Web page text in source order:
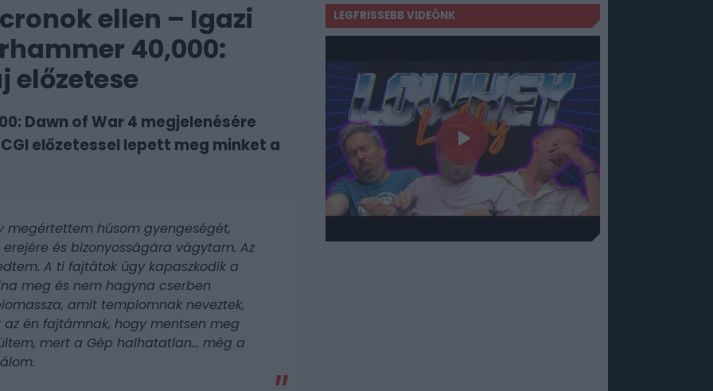
ellen – Igazi
40,000:
előzetese
Dawn of War 4 megjelenésére
előzetessel lepett meg minket a
megértettem húsom gyengeségét,
és bizonyosságára vágytam. Az
A ti fajtátok úgy kapaszkodik a
meg és nem hagyna cserben
amit templomnak neveztek,
én fajtámnak, hogy mentsen meg
mert a Gép halhatatlan... még a
LEGFRISSEBB VIDEÓNK